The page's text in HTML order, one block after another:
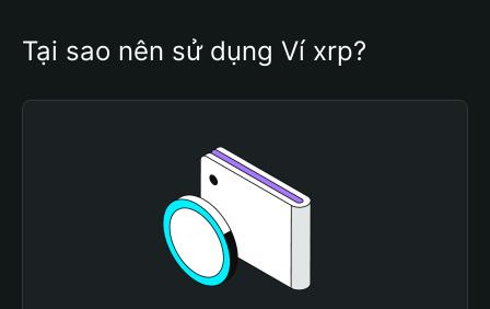
Tại sao nên sử dụng Ví xrp?